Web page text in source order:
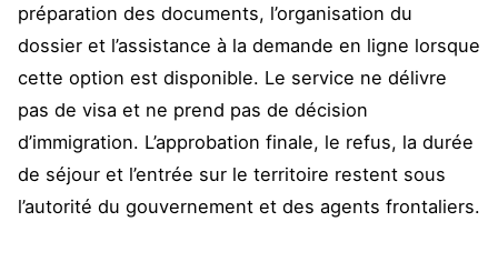
préparation des documents, l’organisation du
dossier et l’assistance à la demande en ligne lorsque
cette option est disponible. Le service ne délivre
pas de visa et ne prend pas de décision
d’immigration. L’approbation finale, le refus, la durée
de séjour et l’entrée sur le territoire restent sous
l’autorité du gouvernement et des agents frontaliers.